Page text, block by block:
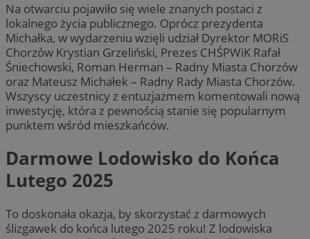
Na otwarciu pojawiło się wiele znanych postaci z
lokalnego życia publicznego. Oprócz prezydenta
Michałka, w wydarzeniu wzięli udział Dyrektor MORiS
Chorzów Krystian Grzeliński, Prezes CHŚPWiK Rafał
Śniechowski, Roman Herman – Radny Miasta Chorzów
oraz Mateusz Michałek – Radny Rady Miasta Chorzów.
Wszyscy uczestnicy z entuzjazmem komentowali nową
inwestycję, która z pewnością stanie się popularnym
punktem wśród mieszkańców.
Darmowe Lodowisko do Końca
Lutego 2025
To doskonała okazja, by skorzystać z darmowych
ślizgawek do końca lutego 2025 roku! Z lodowiska